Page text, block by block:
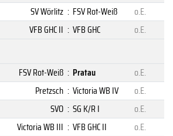
SV Wörlitz : FSV Rot-Weiß
o.E.
VFB GHC II : VFB GHC
o.E.
FSV Rot-Weiß : Pratau
o.E.
Pretzsch : Victoria WB IV
o.E.
SVO : SG K/R I
o.E.
Victoria WB III : VFB GHC II
o.E.